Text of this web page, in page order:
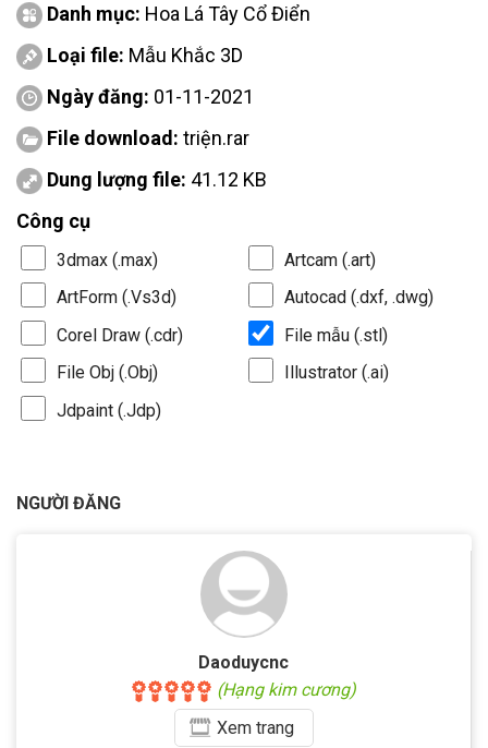
Danh mục: Hoa Lá Tây Cổ Điển
Loại file: Mẫu Khắc 3D
Ngày đăng: 01-11-2021
File download: triện.rar
Dung lượng file: 41.12 KB
Công cụ
3dmax (.max)
Artcam (.art)
ArtForm (.Vs3d)
Autocad (.dxf, .dwg)
Corel Draw (.cdr)
File mẫu (.stl)
File Obj (.Obj)
Illustrator (.ai)
Jdpaint (.Jdp)
NGƯỜI ĐĂNG
Daoduycnc
(Hạng kim cương)
Xemtrang